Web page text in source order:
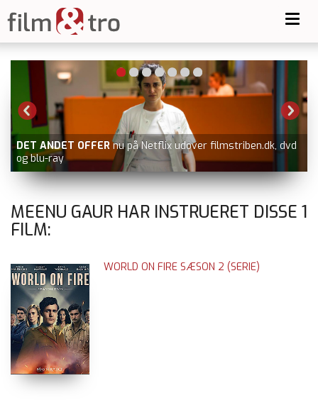
DET ANDET OFFER nu på Netflix udover filmstriben.dk, dvd
og blu-ray
MEENU GAUR HAR INSTRUERET DISSE 1
FILM:
WORLD ON FIRE SÆSON 2 (SERIE)